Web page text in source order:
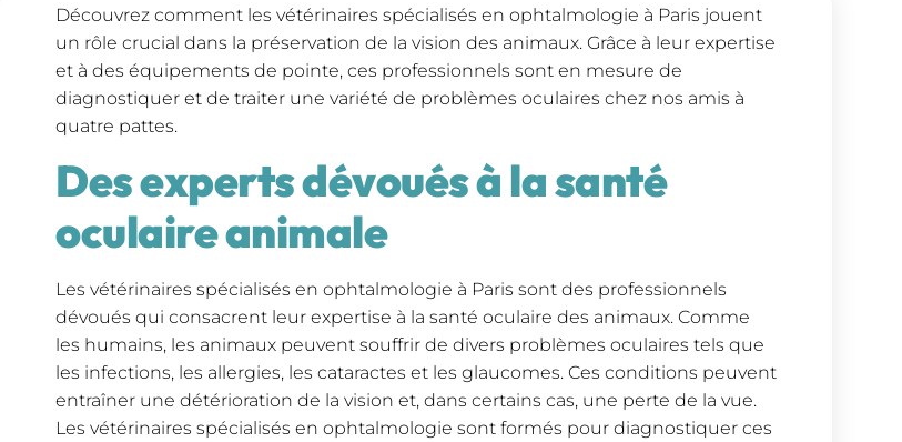
Découvrez comment les vétérinaires spécialisés en ophtalmologie à Paris jouent
un rôle crucial dans la préservation de la vision des animaux. Grâce à leur expertise
et à des équipements de pointe, ces professionnels sont en mesure de
diagnostiquer et de traiter une variété de problèmes oculaires chez nos amis à
quatre pattes.
Des experts dévoués à la santé
oculaire animale
Les vétérinaires spécialisés en ophtalmologie à Paris sont des professionnels
dévoués qui consacrent leur expertise à la santé oculaire des animaux. Comme
les humains, les animaux peuvent souffrir de divers problèmes oculaires tels que
les infections, les allergies, les cataractes et les glaucomes. Ces conditions peuvent
entraîner une détérioration de la vision et, dans certains cas, une perte de la vue.
Les vétérinaires spécialisés en ophtalmologie sont formés pour diagnostiquer ces